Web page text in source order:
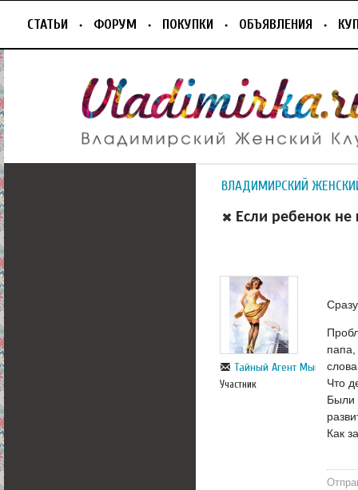
СТАТЬИ ФОРУМ ПОКУПКИ ОБЪЯВЛЕНИЯ
ВЛАДИМИРСКИЙ
Если ребенок не
Тайный Агент Мышка...
Участник
Что
Были
Как